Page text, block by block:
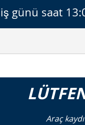
günü saat
Araç